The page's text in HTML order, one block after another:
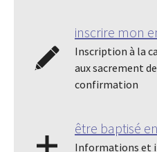
inscrire mon
Inscription à la
aux sacrement
confirmation
être baptisé
Informations et